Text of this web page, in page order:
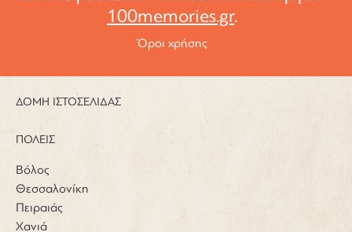
100memories.gr.
Όροι χρήσης
ΔΟΜΗ ΙΣΤΟΣΕΛΙΔΑΣ
ΠΟΛΕΙΣ
Βόλος
Θεσσαλονίκη
Πειραιάς
Χανιά